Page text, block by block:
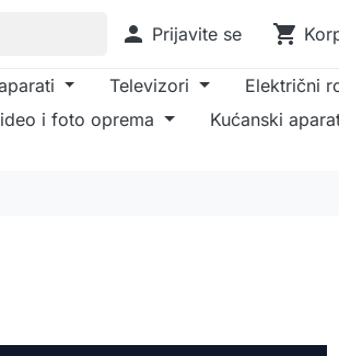
 Prijavite se shopping_cart
Televizori
Električni
i foto oprema Kućanski